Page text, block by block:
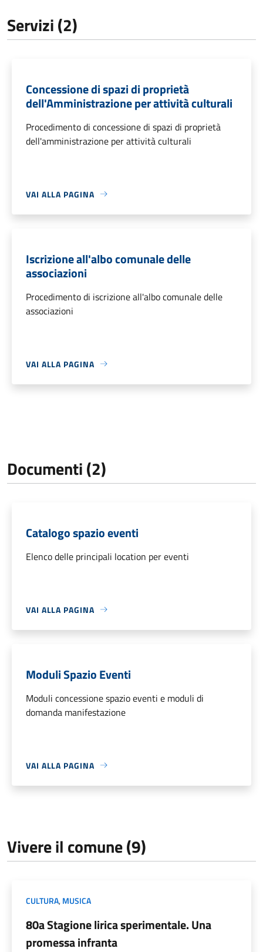
Servizi (2)
Concessione di spazi di proprietà
dell'Amministrazione per attività culturali
Procedimento di concessione di spazi di proprietà
dell'amministrazione per attività culturali
VAI ALLA PAGINA
Iscrizione all'albo comunale delle
associazioni
Procedimento di iscrizione all'albo comunale delle
associazioni
VAI ALLA PAGINA
Documenti (2)
Catalogo spazio eventi
Elenco delle principali location per eventi
VAI ALLA PAGINA
Moduli Spazio Eventi
Moduli concessione spazio eventi e moduli di
domanda manifestazione
VAI ALLA PAGINA
Vivere il comune (9)
CULTURA,MUSICA
80a Stagione lirica sperimentale. Una
promessa infranta